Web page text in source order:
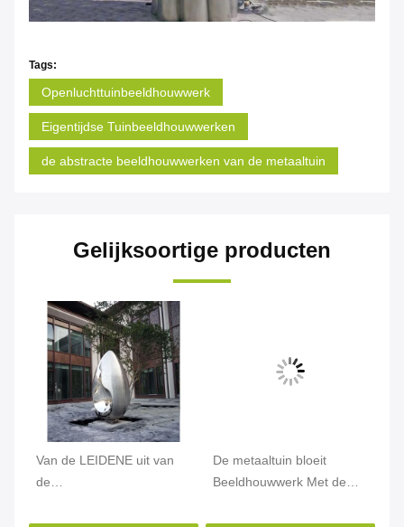
Tags:
Openluchttuinbeeldhouwwerk
Eigentijdse Tuinbeeldhouwwerken
de abstracte beeldhouwwerken van de metaaltuin
Gelijksoortige producten
Van de LEIDENE uit van
de
De metaaltuin bloeit
Beeldhouwwerk Met de